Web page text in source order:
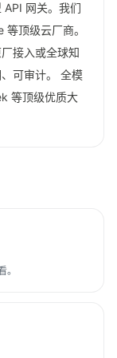
API 网关。我们
顶级云厂商。
接入或全球知
可审计。 全模
等顶级优质大